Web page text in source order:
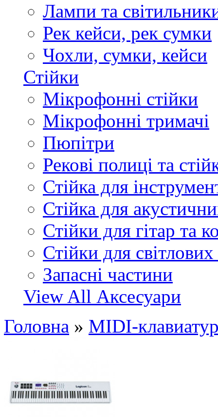
Лампи та
Рек кейси, рек сумки
Чохли, сумки, кейси
Стійки
Мікрофонні стійки
Мікрофонні тримачі
Пюпітри
Рекові полиці та
Стійка для
Стійка для
Стійки для гітар та
Стійки для
Запасні частини
View All Аксесуари
Головна » MIDI-